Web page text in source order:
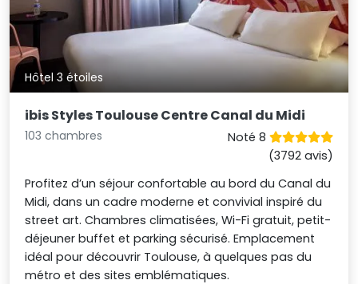
Hôtel 3 étoiles
ibis Styles Toulouse Centre Canal du Midi
103 chambres
Noté 8
(3792 avis)
Profitez d’un séjour confortable au bord du Canal du
Midi, dans un cadre moderne et convivial inspiré du
street art. Chambres climatisées, Wi-Fi gratuit, petit-
déjeuner buffet et parking sécurisé. Emplacement
idéal pour découvrir Toulouse, à quelques pas du
métro et des sites emblématiques.